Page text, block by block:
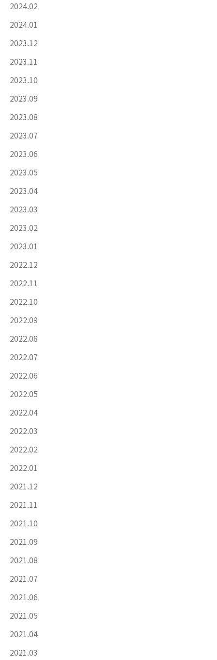
2024.02
2024.01
2023.12
2023.11
2023.10
2023.09
2023.08
2023.07
2023.06
2023.05
2023.04
2023.03
2023.02
2023.01
2022.12
2022.11
2022.10
2022.09
2022.08
2022.07
2022.06
2022.05
2022.04
2022.03
2022.02
2022.01
2021.12
2021.11
2021.10
2021.09
2021.08
2021.07
2021.06
2021.05
2021.04
2021.03